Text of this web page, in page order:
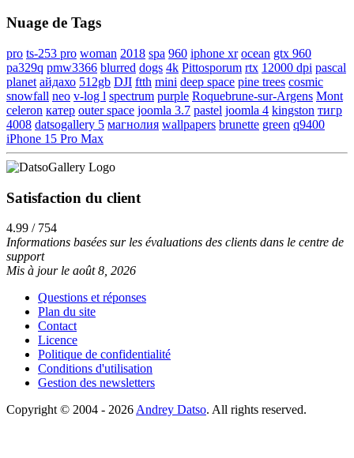
Nuage de Tags
pro ts-253 pro woman 2018 spa 960 iphone xr ocean gtx 960
pa329q pmw3366 blurred dogs 4k Pittosporum rtx 12000 dpi pascal
planet айдахо 512gb DJI ftth mini deep space pine trees cosmic
snowfall neo v-log l spectrum purple Roquebrune-sur-Argens Mont
celeron катер outer space joomla 3.7 pastel joomla 4 kingston тигр
4008 datsogallery 5 магнолия wallpapers brunette green q9400
iPhone 15 Pro Max
Satisfaction du client
4.99 / 754
Informations basées sur les évaluations des clients dans le centre de
support
Mis à jour le août 8, 2026
Questions et réponses
Plan du site
Contact
Licence
Politique de confidentialité
Conditions d'utilisation
Gestion des newsletters
Copyright © 2004 - 2026Andrey Datso. All rights reserved.